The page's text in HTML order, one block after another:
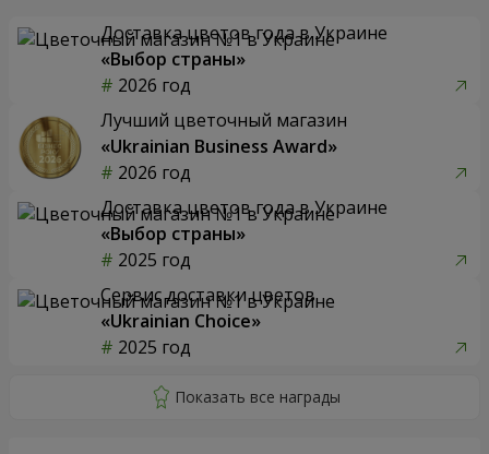
Доставка цветов года в Украине
«Выбор страны»
2026 год
Лучший цветочный магазин
«Ukrainian Business Award»
2026 год
Доставка цветов года в Украине
«Выбор страны»
2025 год
Сервис доставки цветов
«Ukrainian Choice»
2025 год